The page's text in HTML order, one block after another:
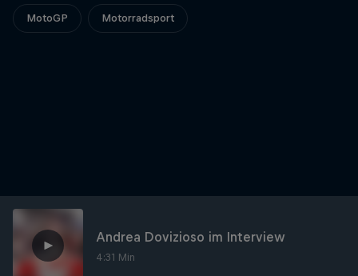
MotoGP Motorradsport
Andrea Dovizioso im Interview
4:31 Min